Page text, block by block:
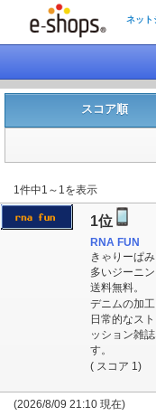
ネット
スコア順
1件中1～1を表示
1位
RNA FUN
きゃりーぱ
多いジーニ
送料無料。
デニムの加
日常的なス
ッション雑
す。
( スコア 1)
(2026/8/09 21:10 現在)